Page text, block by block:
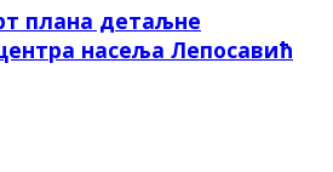
плана детаљне
насеља Лепосавић